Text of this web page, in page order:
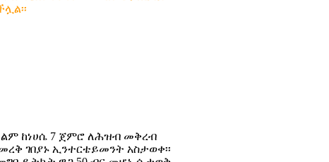
ከነሀሴ 7 ጀምሮ ለሕዝብ መቅረብ
ገበያኑ ኢንተርቴይመንት አስታወቀ፡፡